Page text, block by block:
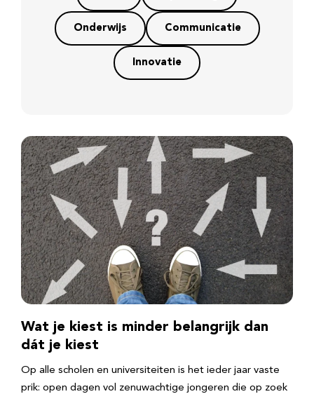
Onderwijs Communicatie
Innovatie
Wat je kiest is minder belangrijk dan
dát je kiest
Op alle scholen en universiteiten is het ieder jaar vaste
prik: open dagen vol zenuwachtige jongeren die op zoek